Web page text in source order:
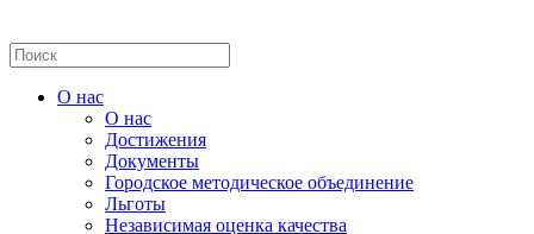
О нас
О нас
Достижения
Документы
Городское методическое объединение
Льготы
Независимая оценка качества